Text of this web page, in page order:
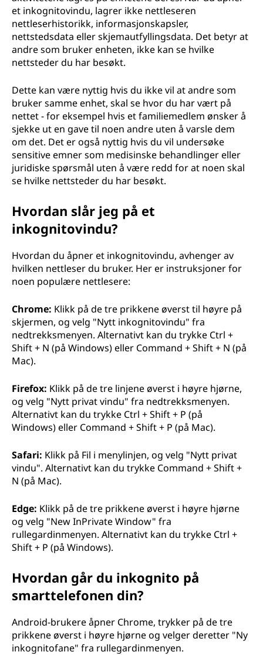
et inkognitovindu, lagrer ikke nettleseren
nettleserhistorikk, informasjonskapsler,
nettstedsdata eller skjemautfyllingsdata. Det betyr at
andre som bruker enheten, ikke kan se hvilke
nettsteder du har besøkt.
Dette kan være nyttig hvis du ikke vil at andre som
bruker samme enhet, skal se hvor du har vært på
nettet - for eksempel hvis et familiemedlem ønsker å
sjekke ut en gave til noen andre uten å varsle dem
om det. Det er også nyttig hvis du vil undersøke
sensitive emner som medisinske behandlinger eller
juridiske spørsmål uten å være redd for at noen skal
se hvilke nettsteder du har besøkt.
Hvordan slår jeg på et
inkognitovindu?
Hvordan du åpner et inkognitovindu, avhenger av
hvilken nettleser du bruker. Her er instruksjoner for
noen populære nettlesere:
Chrome: Klikk på de tre prikkene øverst til høyre på
skjermen, og velg "Nytt inkognitovindu" fra
nedtrekksmenyen. Alternativt kan du trykke Ctrl +
Shift + N (på Windows) eller Command + Shift + N (på
Mac).
Firefox: Klikk på de tre linjene øverst i høyre hjørne,
og velg "Nytt privat vindu" fra nedtrekksmenyen.
Alternativt kan du trykke Ctrl + Shift + P (på
Windows) eller Command + Shift + P (på Mac).
Safari: Klikk på Fil i menylinjen, og velg "Nytt privat
vindu". Alternativt kan du trykke Command + Shift +
N (på Mac).
Edge: Klikk på de tre prikkene øverst i høyre hjørne
og velg "New InPrivate Window" fra
rullegardinmenyen. Alternativt kan du trykke Ctrl +
Shift + P (på Windows).
Hvordan går du inkognito på
smarttelefonen din?
Android-brukere åpner Chrome, trykker på de tre
prikkene øverst i høyre hjørne og velger deretter "Ny
inkognitofane" fra rullegardinmenyen.